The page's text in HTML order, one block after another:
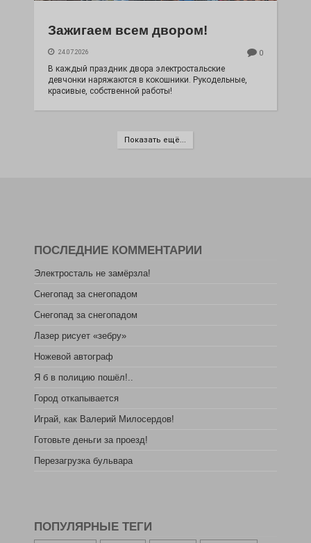
Зажигаем всем двором!
24.07.2026 0
В каждый праздник двора электростальские
девчонки наряжаются в кокошники. Рукодельные,
красивые, собственной работы!
Показать ещё...
ПОСЛЕДНИЕ КОММЕНТАРИИ
Электросталь не замёрзла!
Снегопад за снегопадом
Снегопад за снегопадом
Лазер рисует «зебру»
Ножевой автограф
Я б в полицию пошёл!..
Город откапывается
Играй, как Валерий Милосердов!
Готовьте деньги за проезд!
Перезагрузка бульвара
ПОПУЛЯРНЫЕ ТЕГИ